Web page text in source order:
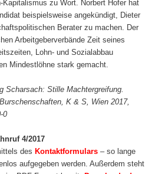
zu Wort. Norbert Hofer hat
beispielsweise angekündigt, Dieter
Berater zu machen. Der
Arbeitgeberverbände Zeit seines
Lohn- und Sozialabbau
Mindestlöhne stark gemacht.
Scharsach: Stille Machtergreifung.
K & S, Wien 2017,
0
4/2017
des Kontaktformulars – so lange
aufgegeben werden. Außerdem steht